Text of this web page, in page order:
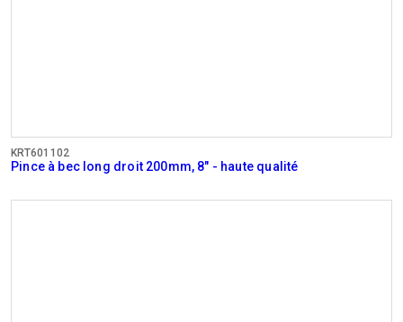
KRT601102
Pince à bec long droit 200mm, 8" - haute qualité